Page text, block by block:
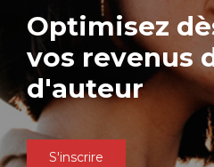
Optimisez
vos revenus
d'auteur
S'inscrire
Estimez le
de vos
d'auteur
Simulateur